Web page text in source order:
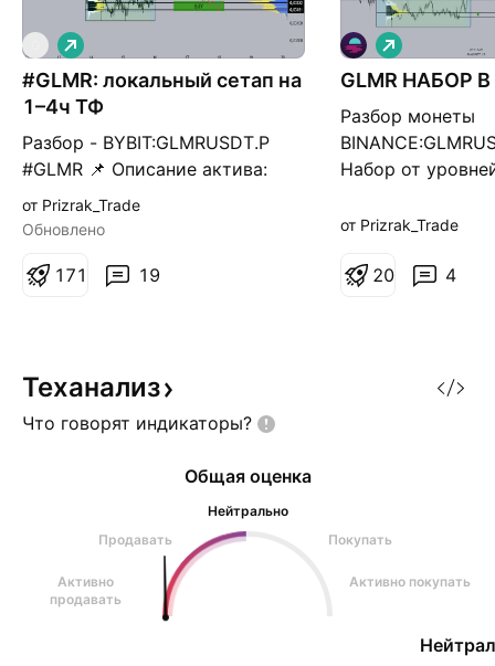
#GLMR: локальный сетап на
1–4ч ТФ
Разбор - BYBIT:GLMRUSDT.P
#GLMR 📌 Описание актива:
GLMR — токен проекта
Moonbeam, смарт-контрактной
Polkadot. Используется для
сформировали структуру — Из
вышли вверх — Сейча
Д
л
и
н
а
я
от Prizrak_Trade
Обновлено
19
1 71
GLMR НАБОР
Разбор монеты
Набор от
спот или фью
Д
л
и
н
а
я
от Prizrak_Trade
4
20
Теханализ
Что говорят индикаторы?
Общая оценка
Нейтрально
Продавать
Покупать
Активно
продавать
Активно покупать